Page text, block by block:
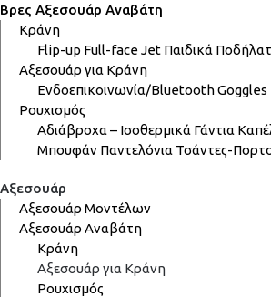
Βρες Αξεσουάρ Αναβάτη
Κράνη
Flip-up Full-faceJet Παιδικά
Αξεσουάρ για Κράνη
Ενδοεπικοινωνία/BluetoothGoggles
Ρουχισμός
Αδιάβροχα – Ισοθερμικά Γάντια
Μπουφάν Παντελόνια Τσάντες-
Αξεσουάρ
Αξεσουάρ Μοντέλων
Αξεσουάρ Αναβάτη
Κράνη
Αξεσουάρ για Κράνη
Ρουχισμός